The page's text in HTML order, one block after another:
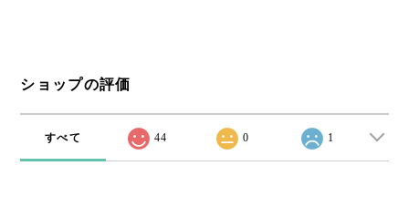
ショップの評価
すべて 44 0 1